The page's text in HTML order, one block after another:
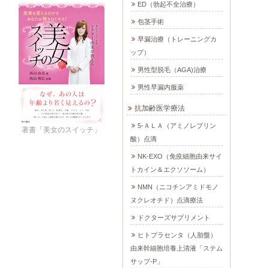
ED（勃起不全治療）
包茎手術
早漏治療（トレーニングカ
ップ）
男性型脱毛（AGA)治療
男性早漏内服薬
抗加齢医学療法
5-ＡＬＡ（アミノレブリン
酸）点滴
NK-EXO（免疫細胞由来サイ
トカイン＆エクソソーム）
NMN（ニコチンアミドモノ
ヌクレオチド）点滴療法
ドクターズサプリメント
ヒトプラセンタ（人胎盤）
由来幹細胞培養上清液「ステム
サップ-P」
著書「美女のスイッチ」